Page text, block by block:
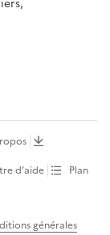
d’aide
Plan
générales